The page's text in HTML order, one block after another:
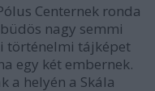
Centernek ronda
nagy semmi
történelmi tájképet
egy két embernek.
a helyén a Skála